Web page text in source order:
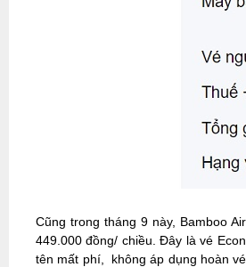
Cũng trong tháng 9 này, Bamboo
449.000 đồng/ chiều. Đây là vé
tên mất phí, không áp dụng hoàn